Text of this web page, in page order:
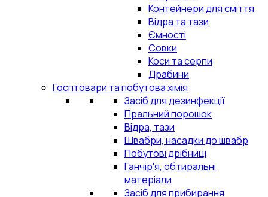
Контейнери для сміття
Відра та тази
Ємності
Совки
Коси та серпи
Драбини
Госптовари та побутова хімія
Засіб для дезинфекції
Пральний порошок
Відра, тази
Швабри, насадки до швабр
Побутові дрібниці
Ганчір'я, обтиральні
матеріали
Засіб для прибирання